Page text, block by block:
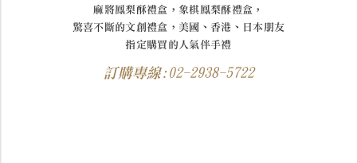
麻將鳳梨酥禮盒，象棋鳳梨酥禮盒，
驚喜不斷的文創禮盒，美國、香港、日本朋友
指定購買的人氣伴手禮
訂購專線:02-2938-5722